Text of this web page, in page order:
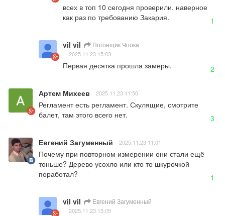
всех в топ 10 сегодня проверили. наверное
как раз по требованию Закария.
1
vil vil Погонщик Чпока
2025.11.23 15:03
Первая десятка прошла замеры. 2
Артем Михеев 2025.11.23 11:50
Регламент есть регламент. Скулящие, смотрите
балет, там этого всего нет.
3
Евгений Загуменный 2025.11.23 11:01
Почему при повторном измерении они стали ещё
тоньше? Дерево усохло или кто то шкурочкой
поработал?
1
vil vil Евгений Загуменный
2025.11.23 15:05